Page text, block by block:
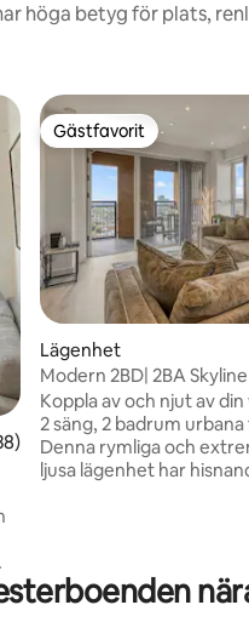
höga betyg för plats,
i genomsnittligt betyg, 138
Gästfavorit
Gästfavorit
Lägenhet
Modern 2BD| 2BA
Koppla av och njut av
2 säng, 2 badrum
Denna rymliga och
ljusa lägenhet har
öppna planlösningen
matplats är perfekt för